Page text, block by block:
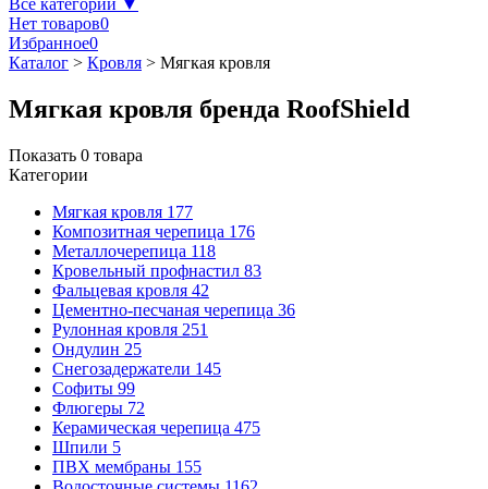
Все категории ▼
Нет товаров0
Избранное0
Каталог > Кровля > Мягкая кровля
Мягкая кровля бренда RoofShield
Показать 0 товара
Категории
Мягкая кровля 177
Композитная черепица 176
Металлочерепица 118
Кровельный профнастил 83
Фальцевая кровля 42
Цементно-песчаная черепица 36
Рулонная кровля 251
Ондулин 25
Снегозадержатели 145
Софиты 99
Флюгеры 72
Керамическая черепица 475
Шпили 5
ПВХ мембраны 155